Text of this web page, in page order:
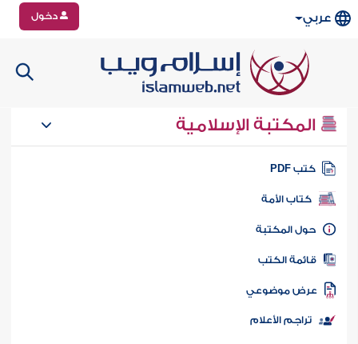
عربي دخول
المكتبة الإسلامية
كتب PDF
كتاب الأمة
المكتبة
الكتب
موضوعي